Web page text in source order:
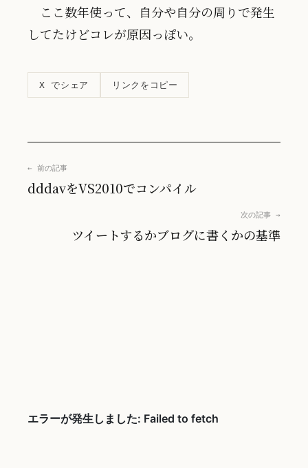
ここ数年使って、自分や自分の周りで発生
してたけどコレが原因っぽい。
X でシェア リンクをコピー
← 前の記事
dddavをVS2010でコンパイル
次の記事 →
ツイートするかブログに書くかの基準